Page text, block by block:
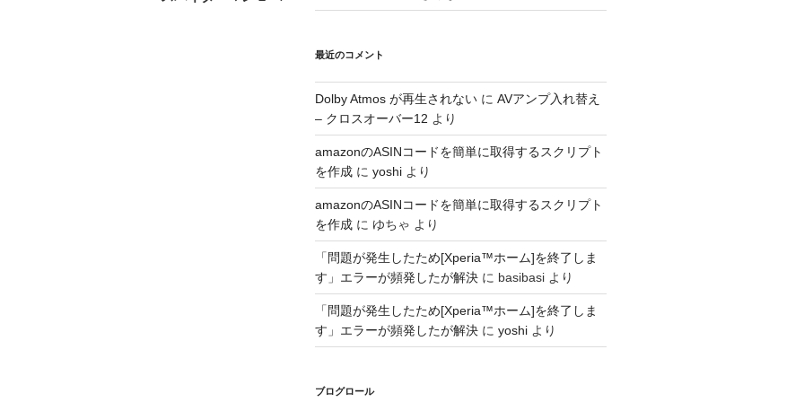
最近のコメント
Dolby Atmos が再生されないに AVアンプ入れ替え
– クロスオーバー12 より
amazonのASINコードを簡単に取得するスクリプト
を作成に yoshiより
amazonのASINコードを簡単に取得するスクリプト
を作成に ゆちゃ より
「問題が発生したため[Xperia™ホーム]を終了しま
す」エラーが頻発したが解決に basibasiより
「問題が発生したため[Xperia™ホーム]を終了しま
す」エラーが頻発したが解決に yoshiより
ブログロール